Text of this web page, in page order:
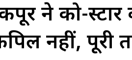
ने को-
नहीं, पूरी